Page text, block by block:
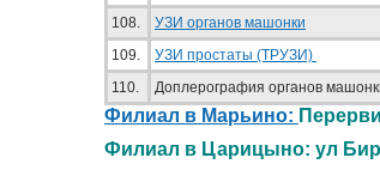
108.
УЗИ органов машонки
109.
УЗИ простаты (ТРУЗИ)
110.
Доплерография органов
Филиал в Марьино:
Филиал в Царицыно: ул